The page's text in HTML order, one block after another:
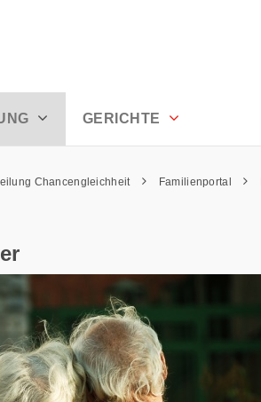
GERICHTE
Chancengleichheit Familienportal